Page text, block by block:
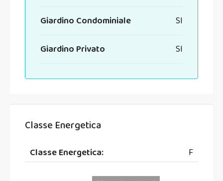
Giardino Condominiale SI
Giardino Privato SI
Classe Energetica
Classe Energetica: F